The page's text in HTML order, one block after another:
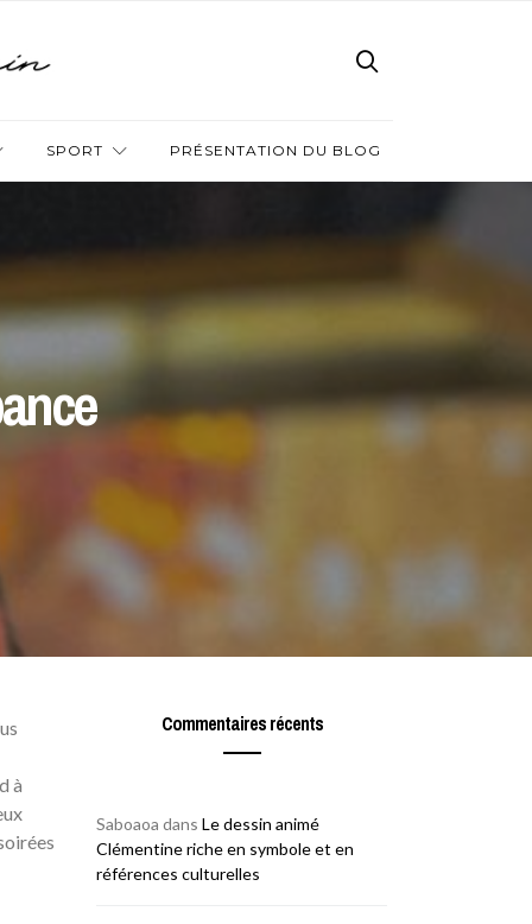
SPORT PRÉSENTATION DU BLOG
à
Commentaires récents
Saboaoa dans Le dessin animé
Clémentine riche en symbole et en
références culturelles